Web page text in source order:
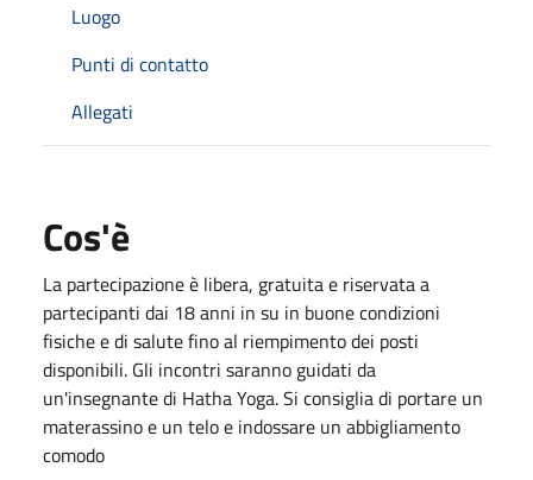
Luogo
Punti di contatto
Allegati
Cos'è
La partecipazione è libera, gratuita e riservata a
partecipanti dai 18 anni in su in buone condizioni
fisiche e di salute fino al riempimento dei posti
disponibili. Gli incontri saranno guidati da
un'insegnante di Hatha Yoga. Si consiglia di portare un
materassino e un telo e indossare un abbigliamento
comodo